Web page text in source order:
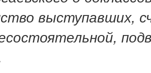
выступавших,